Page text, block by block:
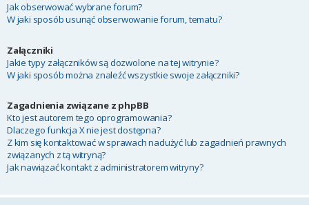
Jak obserwować wybrane forum?
W jaki sposób usunąć obserwowanie forum, tematu?
Załączniki
Jakie typy załączników są dozwolone na tej witrynie?
W jaki sposób można znaleźć wszystkie swoje załączniki?
Zagadnienia związane z phpBB
Kto jest autorem tego oprogramowania?
Dlaczego funkcja X nie jest dostępna?
Z kim się kontaktować w sprawach nadużyć lub zagadnień prawnych
związanych z tą witryną?
Jak nawiązać kontakt z administratorem witryny?